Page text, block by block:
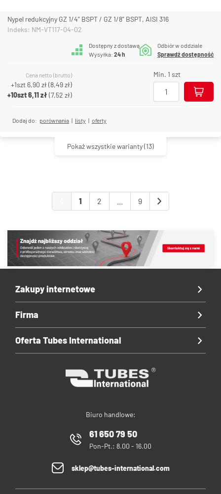
Nypel redukcyjny GZ 1/4" BSPT / GZ 1/8" BSPT, AISI 316
Indeks: NM-VT117-04-02
Dostępny z dostawą
Wysyłka: 24 h
Odbiór w oddziale
Sprawdź dostępność
Cena netto (brutto)
+1szt 6,90 zł(8,49 zł)
+10szt6,11 zł(7,52 zł)
Min. 1 szt
Dodaj do: porównania | listy | oferty
Pokaż wszystkie warianty(13)
1 2 9
Biuro handlowe:
61 650 79 50
Pon-Pt.: 8.00 - 16.00
sklep@tubes-international.com
Zakupy internetowe
Firma
Oferta Tubes International